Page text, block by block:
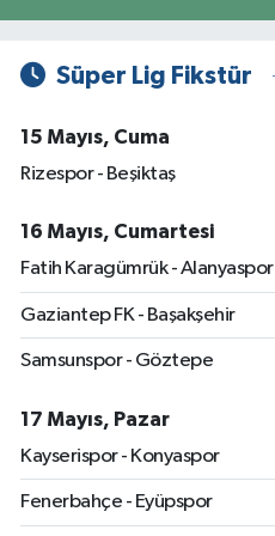
Süper Lig Fikstür
15 Mayıs, Cuma
Rizespor - Beşiktaş
16 Mayıs, Cumartesi
Fatih Karagümrük - Alanyaspor
Gaziantep FK - Başakşehir
Samsunspor - Göztepe
17 Mayıs, Pazar
Kayserispor - Konyaspor
Fenerbahçe - Eyüpspor